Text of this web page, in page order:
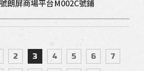
朗屏商場平台M002C號鋪
2 3 4 5 6 7